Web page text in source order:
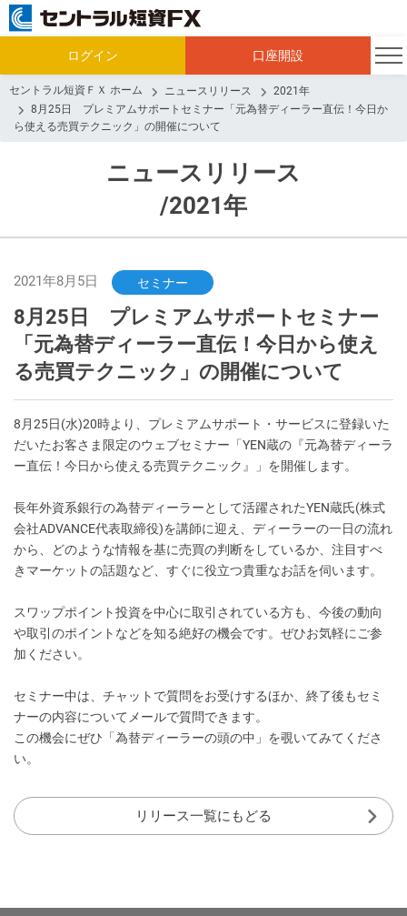
ログイン 口座開設
セントラル短資ＦＸ ホーム ニュースリリース
2021年
8月25日 プレミアムサポートセミナー「元為替ディーラー直伝！今日か
ら使える売買テクニック」の開催について
ニュースリリース
/2021年
2021年8月5日 セミナー
8月25日 プレミアムサポートセミナー
「元為替ディーラー直伝！今日から使え
る売買テクニック」の開催について
8月25日(水)20時より、プレミアムサポート・サービスに登録いた
だいたお客さま限定のウェブセミナー「YEN蔵の『元為替ディーラ
ー直伝！今日から使える売買テクニック』」を開催します。
長年外資系銀行の為替ディーラーとして活躍されたYEN蔵氏(株式
会社ADVANCE代表取締役)を講師に迎え、ディーラーの一日の流れ
から、どのような情報を基に売買の判断をしているか、注目すべ
きマーケットの話題など、すぐに役立つ貴重なお話を伺います。
スワップポイント投資を中心に取引されている方も、今後の動向
や取引のポイントなどを知る絶好の機会です。ぜひお気軽にご参
加ください。
セミナー中は、チャットで質問をお受けするほか、終了後もセミ
ナーの内容についてメールで質問できます。
この機会にぜひ「為替ディーラーの頭の中」を覗いてみてくださ
い。
リリース一覧にもどる